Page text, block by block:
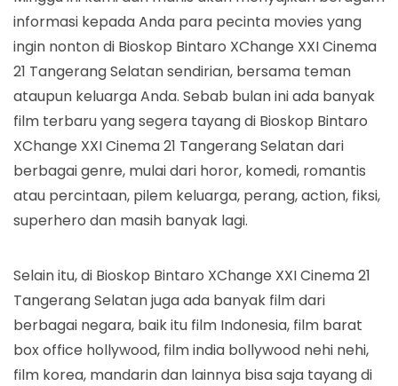
informasi kepada Anda para pecinta movies yang
ingin nonton di Bioskop Bintaro XChange XXI Cinema
21 Tangerang Selatan sendirian, bersama teman
ataupun keluarga Anda. Sebab bulan ini ada banyak
film terbaru yang segera tayang di Bioskop Bintaro
XChange XXI Cinema 21 Tangerang Selatan dari
berbagai genre, mulai dari horor, komedi, romantis
atau percintaan, pilem keluarga, perang, action, fiksi,
superhero dan masih banyak lagi.
Selain itu, di Bioskop Bintaro XChange XXI Cinema 21
Tangerang Selatan juga ada banyak film dari
berbagai negara, baik itu film Indonesia, film barat
box office hollywood, film india bollywood nehi nehi,
film korea, mandarin dan lainnya bisa saja tayang di